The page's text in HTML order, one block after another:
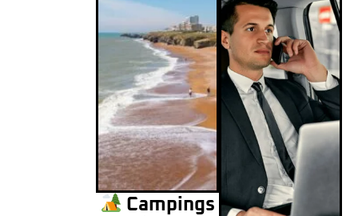
Campings